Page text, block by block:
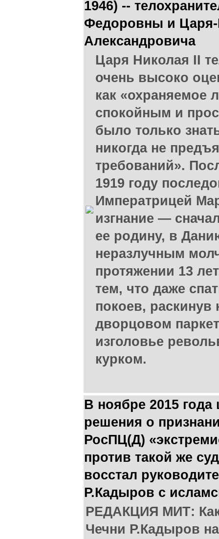
1946) --
Федоровны и Царя-
Александровича
Царя Николая II
очень высоко
как «охраняемое
спокойным и
было только
никогда не
требований».
1919 году
Императрицей
изгнание —
ее родину, в
неразлучным
протяжении 13
тем, что даже
покоев, раскинув
дворцовом
изголовье
курком.
В ноябре 2015 года
решения о
РосПЦ(Д)
против такой же
восстал
Р.Кадыров с
РЕДАКЦИЯ МИТ: Как
Чечни Р.Кадыров